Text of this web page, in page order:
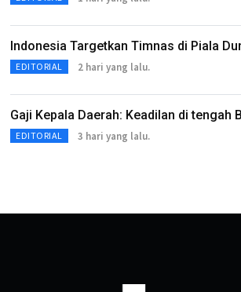
Indonesia Targetkan Timnas di Piala
EDITORIAL 2 hari yang lalu.
Gaji Kepala Daerah: Keadilan di tengah
EDITORIAL 3 hari yang lalu.